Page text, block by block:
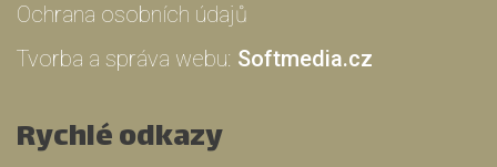
Ochrana osobních údajů
Tvorba a správa webu: Softmedia.cz
Rychlé odkazy